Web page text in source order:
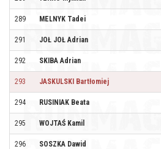
289 MELNYK Tadei
291 JOŁ JOŁ Adrian
292 SKIBA Adrian
293 JASKULSKI Bartłomiej
294 RUSINIAK Beata
295 WOJTAŚ Kamil
296 SOSZKA Dawid